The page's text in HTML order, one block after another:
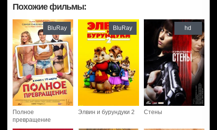
Похожие фильмы:
Полное
превращение
BluRay
Элвин и бурундуки 2
BluRay
Стены
hd